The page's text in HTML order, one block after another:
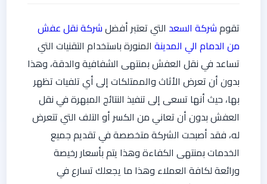
تقومشركة السعد التي تعتبر أفضلشركة نقل عفش
من الدمام الي المدينة المنورة باستخدام التقنيات التي
تساعد في نقل العفش بمنتهى الشفافية والدقة، وهذا
بدون أن تعرض الأثاث والممتلكات إلى أي تلفيات تظهر
بها، حيث أنها تسعى إلى تنفيذ النتائج المبهرة في نقل
العفش بدون أن تعاني من الكسر أو التلف التي تتعرض
له، فقد أصبحت الشركة متخصصة في تقديم جميع
الخدمات بمنتهى الكفاءة وهذا يتم بأسعار رخيصة
ورائعة لكافة العملاء وهذا ما يجعلك تسارع في